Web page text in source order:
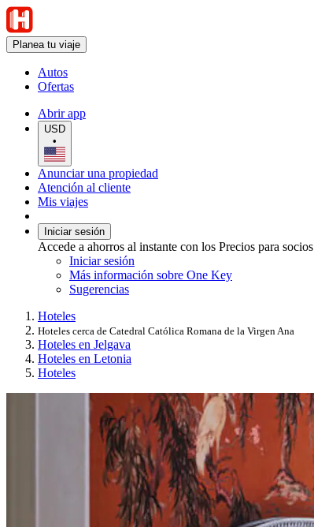
Planea tu viaje
Autos
Ofertas
Abrir app
USD
•
Anunciar una propiedad
Atención al cliente
Mis viajes
Iniciar sesión
Accede a ahorros al instante con los Precios para socios
Iniciar sesión
Más información sobre One Key
Sugerencias
Hoteles
Hoteles cerca de Catedral Católica Romana de la Virgen Ana
Hoteles en Jelgava
Hoteles en Letonia
Hoteles